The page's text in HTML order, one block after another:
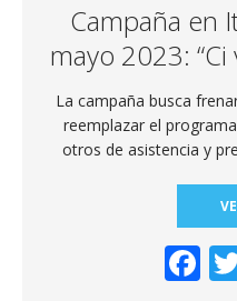
Campaña en
mayo 2023:
La campaña busca
reemplazar el
otros de asistencia y
F